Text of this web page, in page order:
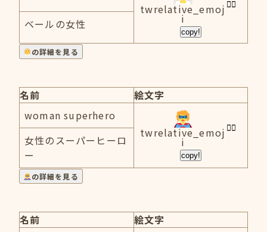
twrelative_emoj
i
copy!
ベールの女性
の詳細を見る
名前
絵文字
woman superhero
twrelative_emoj
i
copy!
女性のスーパーヒーロ
ー
の詳細を見る
名前
絵文字